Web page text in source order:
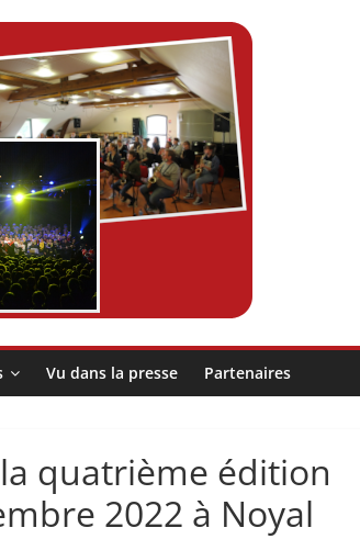
Vu dans la presse Partenaires
quatrième édition
2022 à Noyal